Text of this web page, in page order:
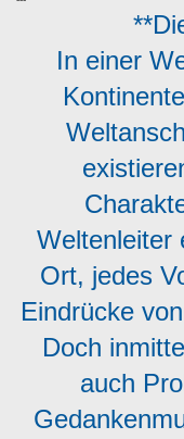
In einer
Weltenleiter
Ort, jedes
Eindrücke
Doch
auch